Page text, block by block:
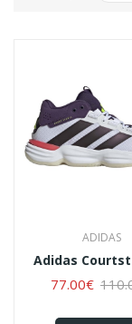
ADIDAS
Adidas
77.00€